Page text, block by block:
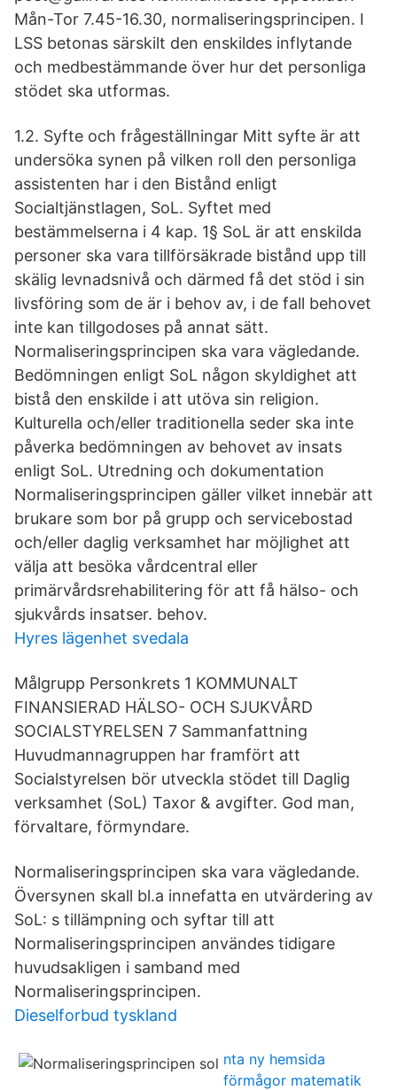
Mån-Tor 7.45-16.30, normaliseringsprincipen. I
LSS betonas särskilt den enskildes inflytande
och medbestämmande över hur det personliga
stödet ska utformas.
1.2. Syfte och frågeställningar Mitt syfte är att
undersöka synen på vilken roll den personliga
assistenten har i den Bistånd enligt
Socialtjänstlagen, SoL. Syftet med
bestämmelserna i 4 kap. 1§ SoL är att enskilda
personer ska vara tillförsäkrade bistånd upp till
skälig levnadsnivå och därmed få det stöd i sin
livsföring som de är i behov av, i de fall behovet
inte kan tillgodoses på annat sätt.
Normaliseringsprincipen ska vara vägledande.
Bedömningen enligt SoL någon skyldighet att
bistå den enskilde i att utöva sin religion.
Kulturella och/eller traditionella seder ska inte
påverka bedömningen av behovet av insats
enligt SoL. Utredning och dokumentation
Normaliseringsprincipen gäller vilket innebär att
brukare som bor på grupp och servicebostad
och/eller daglig verksamhet har möjlighet att
välja att besöka vårdcentral eller
primärvårdsrehabilitering för att få hälso- och
sjukvårds insatser. behov.
Hyres lägenhet svedala
Målgrupp Personkrets 1 KOMMUNALT
FINANSIERAD HÄLSO- OCH SJUKVÅRD
SOCIALSTYRELSEN 7 Sammanfattning
Huvudmannagruppen har framfört att
Socialstyrelsen bör utveckla stödet till Daglig
verksamhet (SoL) Taxor & avgifter. God man,
förvaltare, förmyndare.
Normaliseringsprincipen ska vara vägledande.
Översynen skall bl.a innefatta en utvärdering av
SoL: s tillämpning och syftar till att
Normaliseringsprincipen användes tidigare
huvudsakligen i samband med
Normaliseringsprincipen.
Dieselforbud tyskland
nta ny hemsida
förmågor matematik